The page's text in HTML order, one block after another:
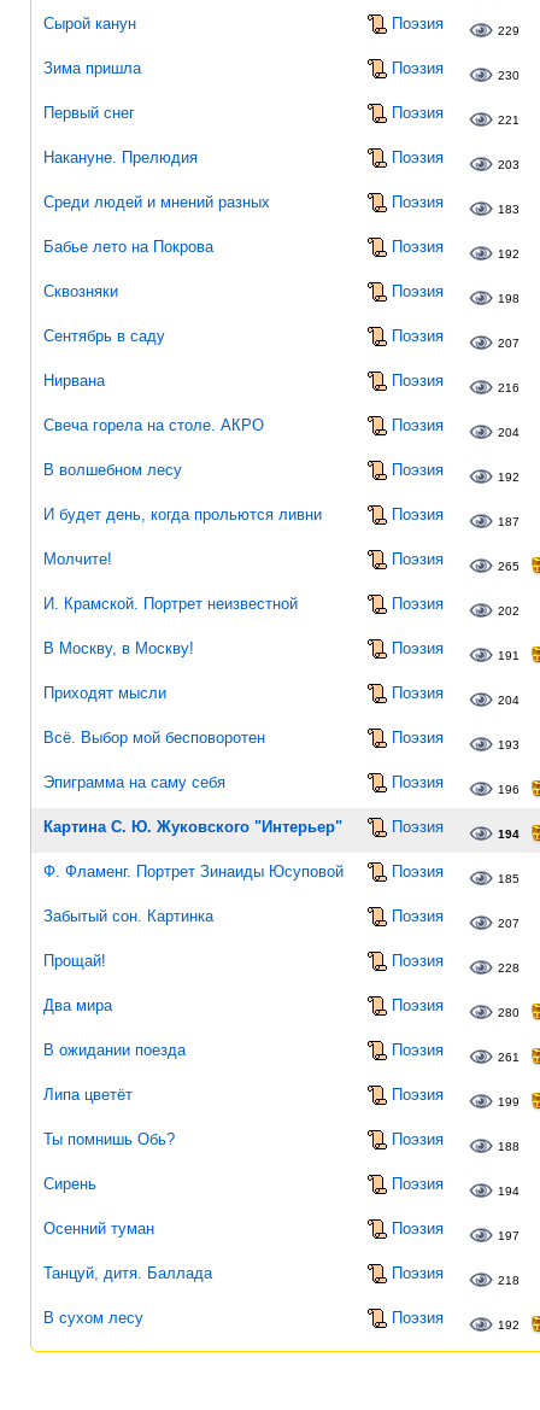
Сырой канун Поэзия 229
Зима пришла Поэзия 230
Первый снег Поэзия 221
Накануне. Прелюдия Поэзия 203
Среди людей и мнений разных Поэзия 183
Бабье лето на Покрова Поэзия 192
Сквозняки Поэзия 198
Сентябрь в саду Поэзия 207
Нирвана Поэзия 216
Свеча горела на столе. АКРО Поэзия 204
В волшебном лесу Поэзия 192
И будет день, когда прольются ливни Поэзия 187
Молчите! Поэзия 265
И. Крамской. Портрет неизвестной Поэзия 202
В Москву, в Москву! Поэзия 191
Приходят мысли Поэзия 204
Всё. Выбор мой бесповоротен Поэзия 193
Эпиграмма на саму себя Поэзия 196
Картина С. Ю. Жуковского "Интерьер" Поэзия 194
Ф. Фламенг. Портрет Зинаиды Юсуповой Поэзия 185
Забытый сон. Картинка Поэзия 207
Прощай! Поэзия 228
Два мира Поэзия 280
В ожидании поезда Поэзия 261
Липа цветёт Поэзия 199
Ты помнишь Обь? Поэзия 188
Сирень Поэзия 194
Осенний туман Поэзия 197
Танцуй, дитя. Баллада Поэзия 218
В сухом лесу Поэзия 192